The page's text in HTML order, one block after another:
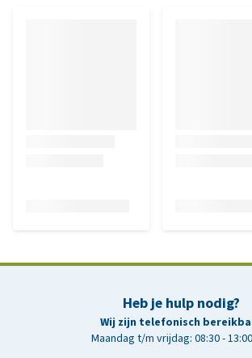
Heb je hulp nodig?
Wij zijn telefonisch
Maandag t/m vrijdag: 08:30 -